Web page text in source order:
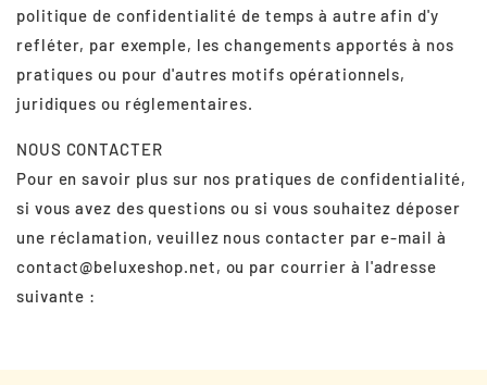
politique de confidentialité de temps à autre afin d'y
refléter, par exemple, les changements apportés à nos
pratiques ou pour d'autres motifs opérationnels,
juridiques ou réglementaires.
NOUS CONTACTER
Pour en savoir plus sur nos pratiques de confidentialité,
si vous avez des questions ou si vous souhaitez déposer
une réclamation, veuillez nous contacter par e-mail à
contact@beluxeshop.net, ou par courrier à l'adresse
suivante :